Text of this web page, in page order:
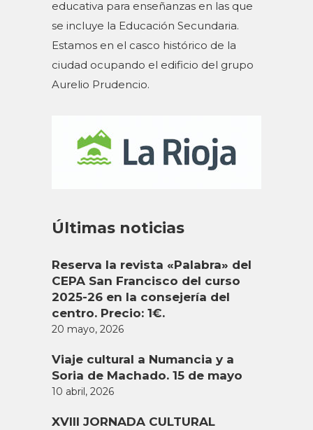
educativa para enseñanzas en las que
se incluye la Educación Secundaria.
Estamos en el casco histórico de la
ciudad ocupando el edificio del grupo
Aurelio Prudencio.
Últimas noticias
Reserva la revista «Palabra» del
CEPA San Francisco del curso
2025-26 en la consejería del
centro. Precio: 1€.
20 mayo, 2026
Viaje cultural a Numancia y a
Soria de Machado. 15 de mayo
10 abril, 2026
XVIII JORNADA CULTURAL